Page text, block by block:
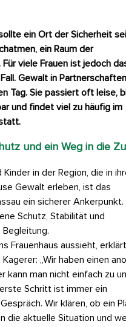
ein Ort der Sicherheit
ein Raum der
viele Frauen ist jedoch
Gewalt in Partnerschaften
Tag. Sie passiert oft leise,
und findet viel zu häufig im
und ein Weg in die
Kinder in der Region, die in
Gewalt erleben, ist das
ein sicherer Ankerpunkt.
Schutz, Stabilität und
Frauenhaus aussieht, erklärt
Kagerer: „Wir haben einen
kann man nicht einfach zu
Schritt ist immer ein
Wir klären, ob ein
die aktuelle Situation und